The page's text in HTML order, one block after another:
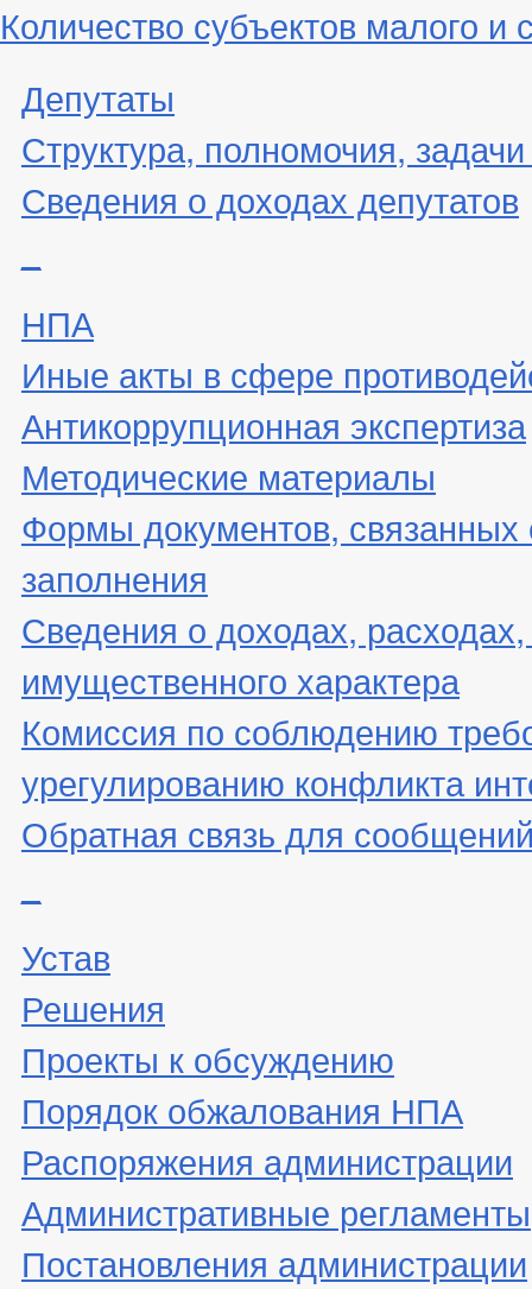
Количество субъектов малого и
Депутаты
Структура, полномочия,
Сведения о доходах депутатов
НПА
Иные акты в сфере
Антикоррупционная экспертиза
Методические материалы
Формы документов, связанных
заполнения
Сведения о доходах,
имущественного характера
Комиссия по соблюдению
урегулированию конфликта
Обратная связь для
Устав
Решения
Проекты к обсуждению
Порядок обжалования НПА
Распоряжения администрации
Административные регламенты
Постановления администрации